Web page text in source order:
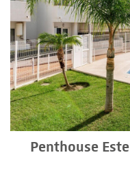
Penthouse